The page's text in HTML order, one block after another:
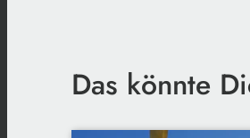
Das könnte